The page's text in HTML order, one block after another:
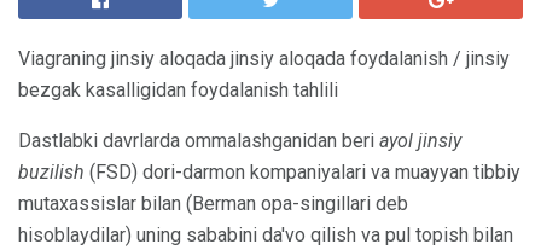
Viagraning jinsiy aloqada jinsiy aloqada foydalanish / jinsiy
bezgak kasalligidan foydalanish tahlili
Dastlabki davrlarda ommalashganidan beri ayol jinsiy
buzilish (FSD) dori-darmon kompaniyalari va muayyan tibbiy
mutaxassislar bilan (Berman opa-singillari deb
hisoblaydilar) uning sababini da'vo qilish va pul topish bilan